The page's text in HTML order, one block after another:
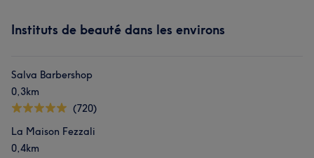
Instituts de beauté dans les environs
Salva Barbershop
0,3km
(720)
La Maison Fezzali
0,4km